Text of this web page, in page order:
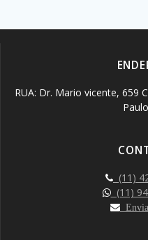
RUA: Dr. Mario vicente, 659
(11)
(11)